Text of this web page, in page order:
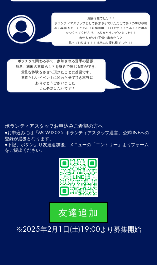
お疲れ様でした！！
ボランティアスタッフとして参加させていただけて多くの学びや出
会いを頂きましたこと心より感謝申し上げます！！このような機会
をつくってくださり、ありがとうございました！！
来年もぜひお手伝い出来たらと
思っております！！本当にお疲れ様でした！！
ボラスタで関わる事で、参加される選手の緊張、
熱意、施術の素晴らしさを身近で感じる事ができ、
貴重な体験をさせて頂けたことに感謝です。
素晴らしいイベントに関わらせて頂き本当に
ありがとうございました！
また参加したいです！
ボランティアスタッフお申込みご希望の方へ
​●お申込みには「MCWT2025 ボランティアスタッフ運営」公式LINEへの
登録が必要となります。
​●下記、ボタンより友達追加後、メニューの「エントリー」よりフォーム
をご提出ください。
友達追加
※2025年2月1日(土)19:00より募集開始